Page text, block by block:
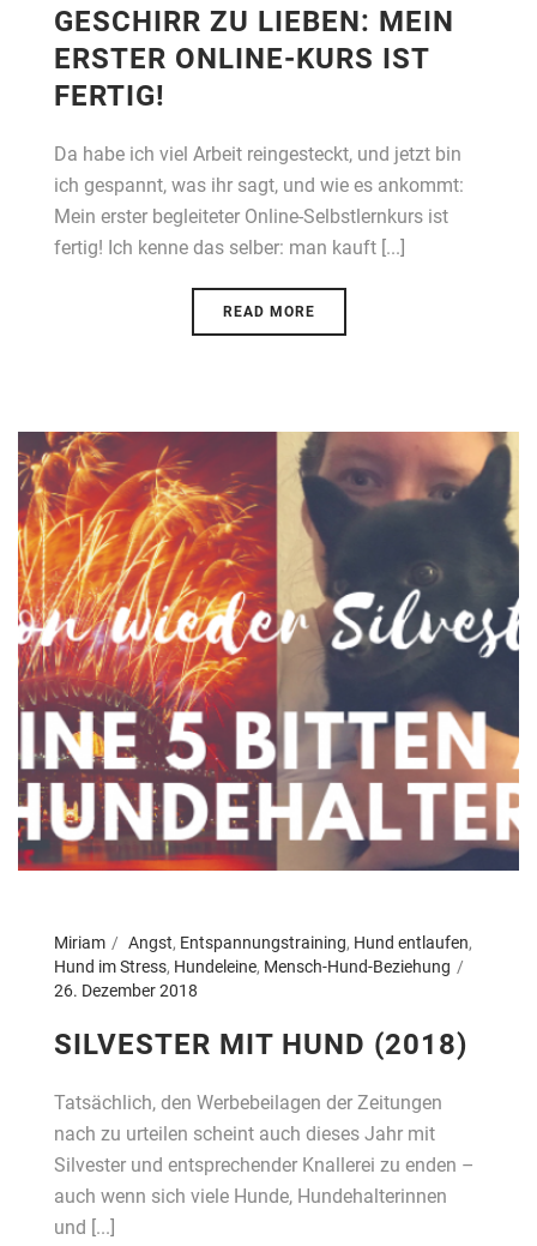
GESCHIRR ZU LIEBEN: MEIN
ERSTER ONLINE-KURS IST
FERTIG!
Da habe ich viel Arbeit reingesteckt, und jetzt bin
ich gespannt, was ihr sagt, und wie es ankommt:
Mein erster begleiteter Online-Selbstlernkurs ist
fertig! Ich kenne das selber: man kauft [...]
READ MORE
Miriam Angst, Entspannungstraining, Hund entlaufen,
Hund im Stress, Hundeleine, Mensch-Hund-Beziehung
26. Dezember 2018
SILVESTER MIT HUND (2018)
Tatsächlich, den Werbebeilagen der Zeitungen
nach zu urteilen scheint auch dieses Jahr mit
Silvester und entsprechender Knallerei zu enden –
auch wenn sich viele Hunde, Hundehalterinnen
und [...]